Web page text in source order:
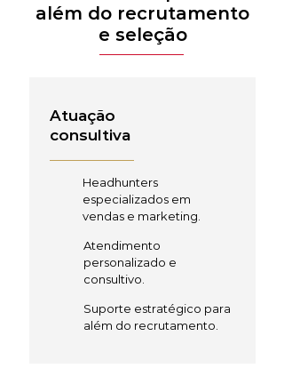
além do recrutamento
e seleção
Atuação
consultiva
Headhunters
especializados em
vendas e marketing.
Atendimento
personalizado e
consultivo.
Suporte estratégico para
além do recrutamento.